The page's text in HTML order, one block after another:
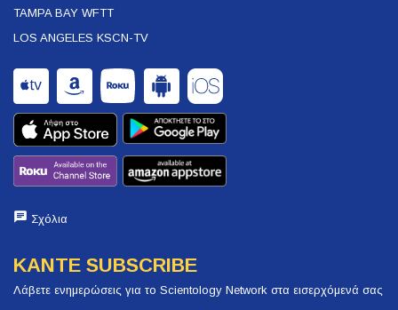
TAMPA BAY WFTT
LOS ANGELES KSCN-TV
Σχόλια
ΚΑΝΤΕ SUBSCRIBE
Λάβετε ενημερώσεις για το Scientology Network στα εισερχόμενά σας